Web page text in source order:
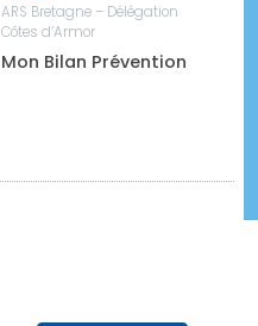
ARS Bretagne – Délégation
Côtes d’Armor
Mon Bilan Prévention